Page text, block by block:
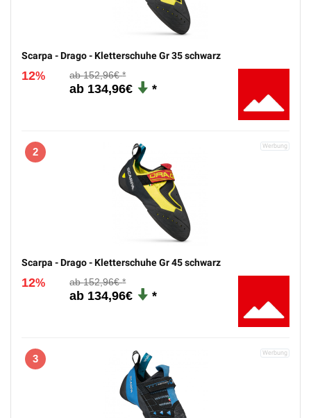
Scarpa - Drago - Kletterschuhe Gr 35 schwarz
12% 152,96€
134,96€
2
Scarpa - Drago - Kletterschuhe Gr 45 schwarz
12% 152,96€
134,96€
3